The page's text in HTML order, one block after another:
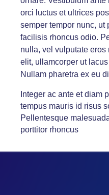
orci luctus et ultrices
semper tempor nunc, ut
facilisis rhoncus odio.
nulla, vel vulputate
elit, ullamcorper ut
Nullam pharetra ex eu
Integer ac ante et diam
tempus mauris id risus
Pellentesque
porttitor rhoncus